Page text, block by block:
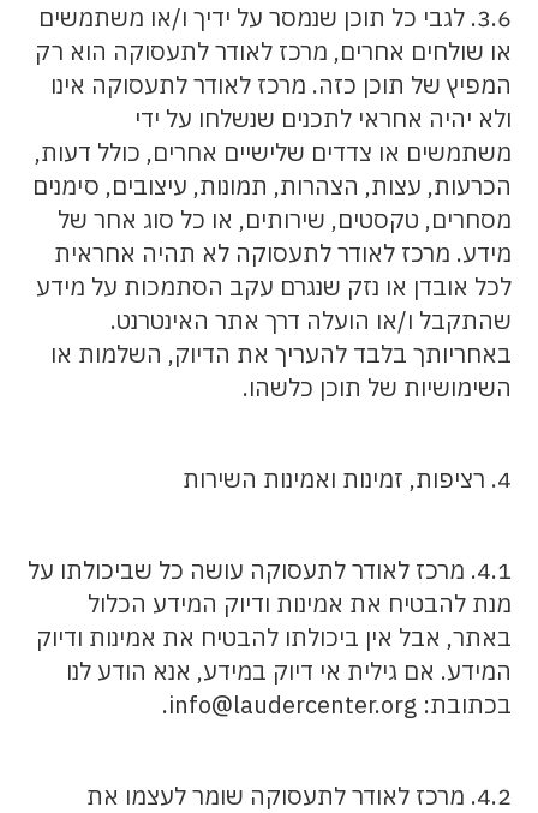
3.6. לגבי כל תוכן שנמסר על ידיך ו/או משתמשים
או שולחים אחרים, מרכז לאודר לתעסוקה הוא רק
המפיץ של תוכן כזה. מרכז לאודר לתעסוקה אינו
ולא יהיה אחראי לתכנים שנשלחו על ידי
משתמשים או צדדים שלישיים אחרים, כולל דעות,
הכרעות, עצות, הצהרות, תמונות, עיצובים, סימנים
מסחרים, טקסטים, שירותים, או כל סוג אחר של
מידע. מרכז לאודר לתעסוקה לא תהיה אחראית
לכל אובדן או נזק שנגרם עקב הסתמכות על מידע
שהתקבל ו/או הועלה דרך אתר האינטרנט.
באחריותך בלבד להעריך את הדיוק, השלמות או
השימושיות של תוכן כלשהו.
4. רציפות, זמינות ואמינות השירות
4.1. מרכז לאודר לתעסוקה עושה כל שביכולתו על
מנת להבטיח את אמינות ודיוק המידע הכלול
באתר, אבל אין ביכולתו להבטיח את אמינות ודיוק
המידע. אם גילית אי דיוק במידע, אנא הודע לנו
בכתובת: info@laudercenter.org.
4.2. מרכז לאודר לתעסוקה שומר לעצמו את